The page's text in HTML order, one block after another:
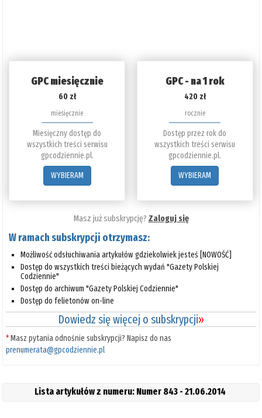
GPC miesięcznie
60 zł
miesięcznie
Miesięczny dostęp do
wszystkich treści serwisu
gpcodziennie.pl.
WYBIERAM
GPC - na 1 rok
420 zł
rocznie
Dostęp przez rok do
wszystkich treści serwisu
gpcodziennie.pl.
WYBIERAM
Masz już subskrypcję? Zaloguj się
W ramach subskrypcji otrzymasz:
Możliwość odsłuchiwania artykułów gdziekolwiek jesteś [NOWOŚĆ]
Dostęp do wszystkich treści bieżących wydań "Gazety Polskiej
Codziennie"
Dostęp do archiwum "Gazety Polskiej Codziennie"
Dostęp do felietonów on-line
Dowiedz się więcej o subskrypcji»
*Masz pytania odnośnie subskrypcji? Napisz do nas
prenumerata@gpcodziennie.pl
Lista artykułów z numeru: Numer 843 - 21.06.2014